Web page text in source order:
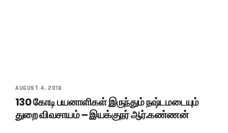
AUGUST 4, 2018
130 கோடி பயனாளிகள் இருந்தும் நஷ்டமடையும்
துறை விவசாயம் – இயக்குநர் ஆர்.கண்ணன்